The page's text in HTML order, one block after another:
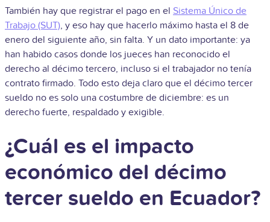
También hay que registrar el pago en el Sistema Único de
Trabajo (SUT), y eso hay que hacerlo máximo hasta el 8 de
enero del siguiente año, sin falta. Y un dato importante: ya
han habido casos donde los jueces han reconocido el
derecho al décimo tercero, incluso si el trabajador no tenía
contrato firmado. Todo esto deja claro que el décimo tercer
sueldo no es solo una costumbre de diciembre: es un
derecho fuerte, respaldado y exigible.
¿Cuál es el impacto
económico del décimo
tercer sueldo en Ecuador?